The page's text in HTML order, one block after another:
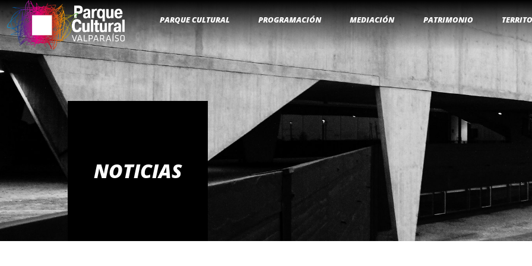
PARQUE CULTURAL PROGRAMACIÓN MEDIACIÓN PATRIMONIO
NOTICIAS